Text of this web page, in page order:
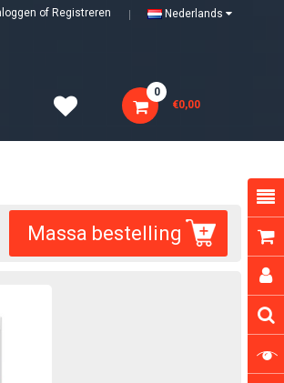
of Registreren Nederlands
0
€0,00
Massa bestelling